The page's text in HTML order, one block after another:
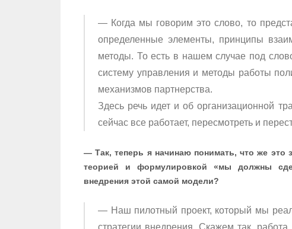
— Когда мы говорим это слово, то
определенные элементы, принципы
методы. То есть в нашем случае под
систему управления и методы работы
механизмов партнерства.
Здесь речь идет и об организационной
сейчас все работает, пересмотреть и
— Так, теперь я начинаю понимать, что же это
теорией и формулировкой «мы должны
внедрения этой самой модели?
— Наш пилотный проект, который мы
стратегии внедрения. Скажем так,